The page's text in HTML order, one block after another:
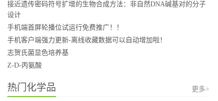
接近遗传密码符号扩增的生物合成方法：非自然DNA碱基对的分子
设计
手机端首屏轮播位试运行免费推广！！
手机客户端强力更新-离线收藏数据可以自动增加啦！
志贺氏菌显色培养基
Z-D-丙氨酸
热门化学品 更多>